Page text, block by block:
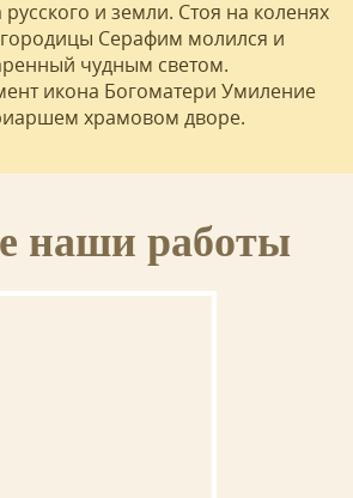
и земли. Стоя на коленях
Серафим молился и
чудным светом.
икона Богоматери Умиление
храмовом дворе.
наши работы